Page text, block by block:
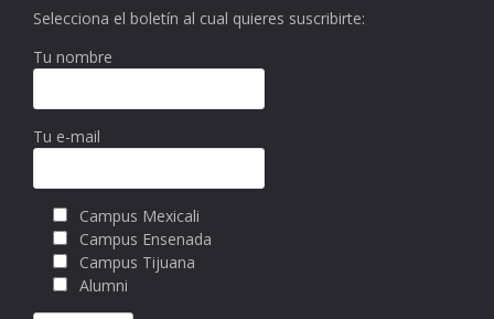
Selecciona el boletín al cual quieres suscribirte:
Tu nombre
Tu e-mail
Campus Mexicali
Campus Ensenada
Campus Tijuana
Alumni